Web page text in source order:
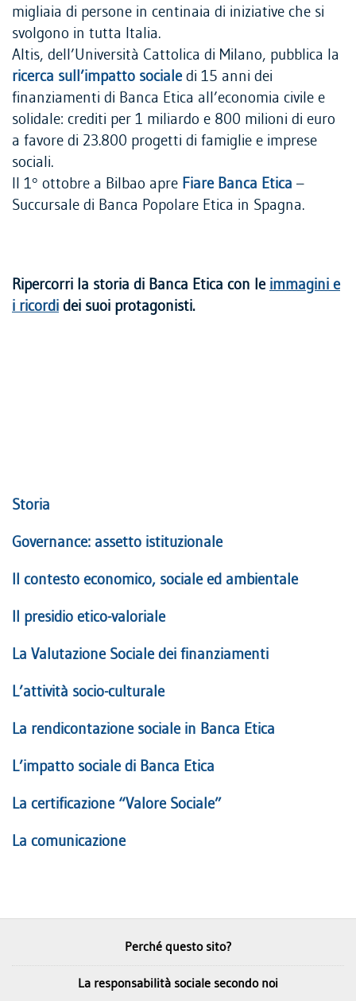
migliaia di persone in centinaia di iniziative che si
svolgono in tutta Italia.
Altis, dell’Università Cattolica di Milano, pubblica la
ricerca sull’impatto sociale di 15 anni dei
finanziamenti di Banca Etica all’economia civile e
solidale: crediti per 1 miliardo e 800 milioni di euro
a favore di 23.800 progetti di famiglie e imprese
sociali.
Il 1° ottobre a Bilbao apre Fiare Banca Etica –
Succursale di Banca Popolare Etica in Spagna.
Ripercorri la storia di Banca Etica con le immagini e
i ricordi dei suoi protagonisti.
Storia
Governance: assetto istituzionale
Il contesto economico, sociale ed ambientale
Il presidio etico-valoriale
La Valutazione Sociale dei finanziamenti
L’attività socio-culturale
La rendicontazione sociale in Banca Etica
L’impatto sociale di Banca Etica
La certificazione “Valore Sociale”
La comunicazione
Perché questo sito?
La responsabilità sociale secondo noi